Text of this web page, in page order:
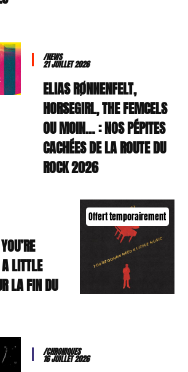
/NEWS
21 JUILLET 2026
ELIAS RØNNENFELT,
HORSEGIRL, THE FEMCELS
OU MOIN… : NOS PÉPITES
CACHÉES DE LA ROUTE DU
ROCK 2026
Offert temporairement
LITTLE
LA FIN DU
/CHRONIQUES
16 JUILLET 2026